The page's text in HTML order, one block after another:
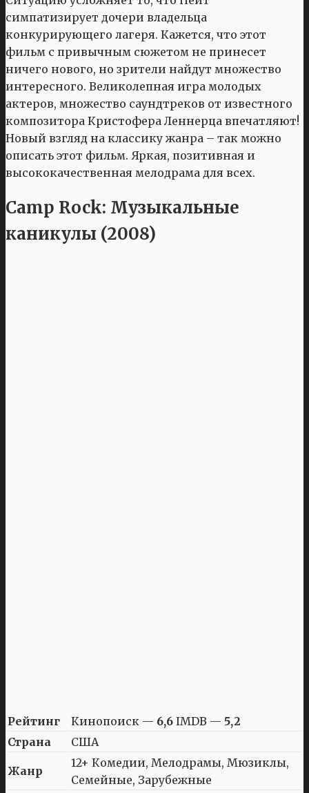
симпатизирует дочери владельца
конкурирующего лагеря. Кажется, что этот
фильм с привычным сюжетом не принесет
ничего нового, но зрители найдут множество
интересного. Великолепная игра молодых
актеров, множество саундтреков от известного
композитора Кристофера Леннерца впечатляют!
Новый взгляд на классику жанра – так можно
описать этот фильм. Яркая, позитивная и
высококачественная мелодрама для всех.
Camp Rock: Музыкальные
каникулы (2008)
Рейтинг Кинопоиск — 6,6 IMDB — 5,2
Страна
США
Жанр
12+ Комедии, Мелодрамы, Мюзиклы,
Семейные, Зарубежные